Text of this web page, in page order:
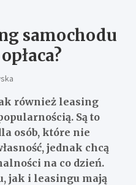
samochodu
również leasing
Są to
osób, które nie
jednak chcą
na co dzień.
jak i leasingu mają